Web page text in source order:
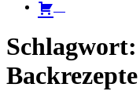
Backrezepte